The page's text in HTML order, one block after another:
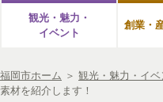
観光・魅力・
イベント
創業・
福岡市ホーム ＞ 観光・魅力・イベ
素材を紹介します！